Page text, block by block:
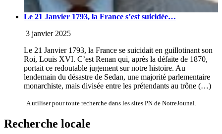
Le 21 Janvier 1793, la France s’est suicidée…
3 janvier 2025
Le 21 Janvier 1793, la France se suicidait en guillotinant son
Roi, Louis XVI. C’est Renan qui, après la défaite de 1870,
portait ce redoutable jugement sur notre histoire. Au
lendemain du désastre de Sedan, une majorité parlementaire
monarchiste, mais divisée entre les prétendants au trône (…)
A utiliser pour toute recherche dans les sites PN de NotreJounal.
Recherche locale